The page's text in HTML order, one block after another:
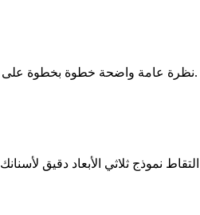
نظرة عامة واضحة خطوة بخطوة على كيفية تخطيط العلاج وتنفيذه، من الاستشارة الأولية إلى النتائج النهائية، مع ضمان الراحة والسلامة والنتائج المتوقعة.